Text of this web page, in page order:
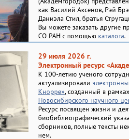
как Василий Аксенов, Рэй
Даниэла Стил, братья
Вы можете заказать другие
СО РАН с помощью каталога.
29 июля 2026 г.
Электронный ресурс
К 100-летию ученого
актуализировали
Кнорре», созданный в
Новосибирского научного
Ресурс посвящен жизни и
биобиблиографический
сборников, полные тексты
нем.